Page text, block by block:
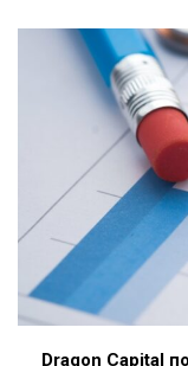
Dragon Capital